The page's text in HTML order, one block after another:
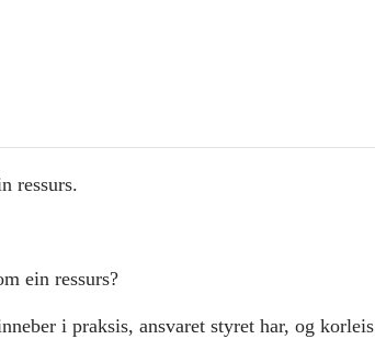
ressurs.
ein ressurs?
i praksis, ansvaret styret har, og korleis